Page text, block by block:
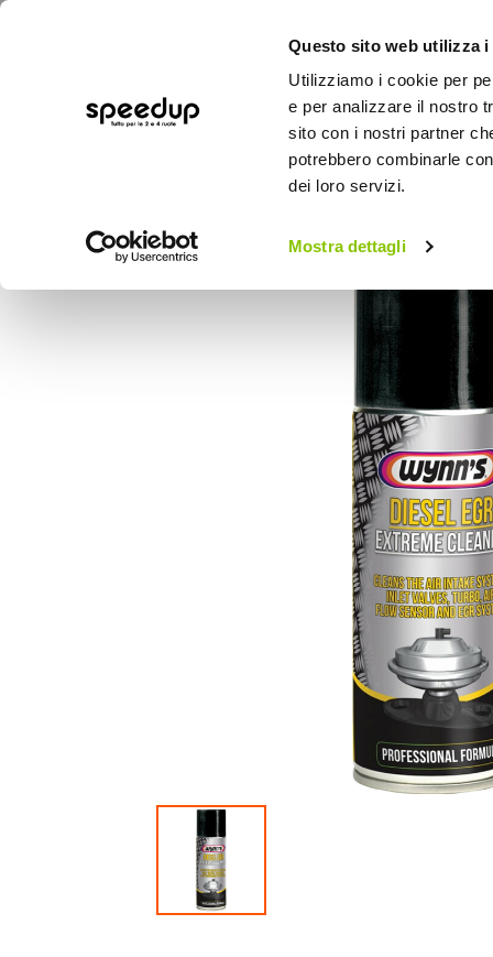
Questo sito web utilizza i
Utilizziamo i cookie per
e per analizzare il nostro
sito con i nostri partner
potrebbero combinarle
dei loro servizi.
Mostra dettagli
BICI
Home